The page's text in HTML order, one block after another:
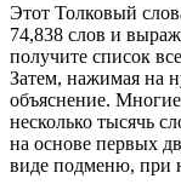
Этот Толковый
74,838 слов и
получите список
Затем, нажимая на
объяснение.
несколько тысячь
на основе первых
виде подменю, при